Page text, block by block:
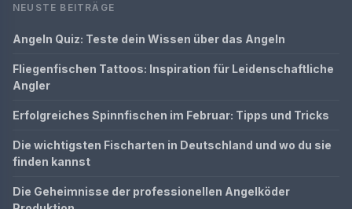
NEUSTE BEITRÄGE
Angeln Quiz: Teste dein Wissen über das Angeln
Fliegenfischen Tattoos: Inspiration für Leidenschaftliche
Angler
Erfolgreiches Spinnfischen im Februar: Tipps und Tricks
Die wichtigsten Fischarten in Deutschland und wo du sie
finden kannst
Die Geheimnisse der professionellen Angelköder